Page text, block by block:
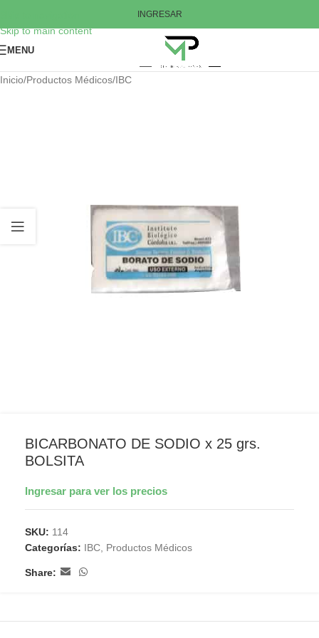
Skip to main content
INGRESAR
MENU
Inicio/Productos Médicos/IBC
BICARBONATO DE SODIO x 25 grs.
BOLSITA
Ingresar para ver los precios
SKU: 114
Categorías: IBC Productos Médicos
Share: